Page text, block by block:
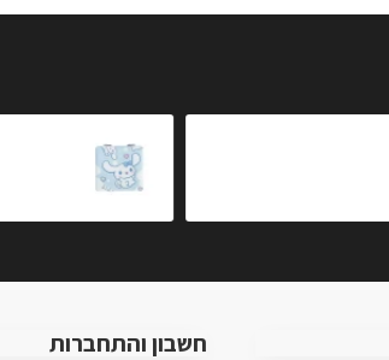
₪15.00
חשבון והתחברות